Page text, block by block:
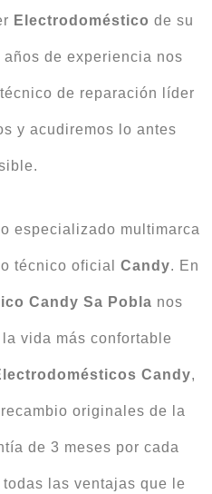
Electrodoméstico de su
años de experiencia nos
de reparación líder
y acudiremos lo antes
especializado multimarca
técnico oficial Candy. En
Candy Sa Pobla nos
vida más confortable
Candy,
originales de la
de 3 meses por cada
las ventajas que le